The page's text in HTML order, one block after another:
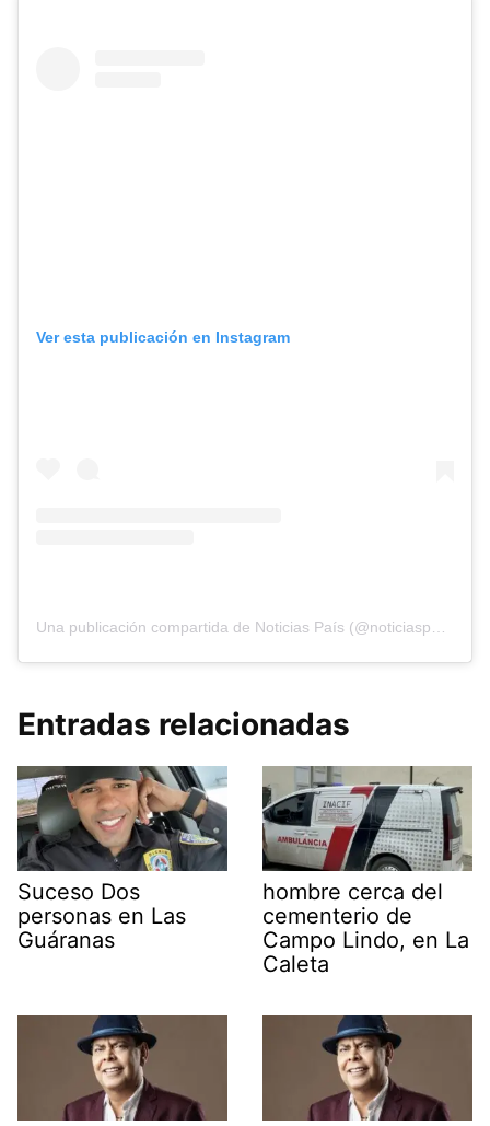
Ver esta publicación en Instagram
Entradas relacionadas
Suceso Dos
personas en Las
Guáranas
hombre cerca del
cementerio de
Campo Lindo, en La
Caleta